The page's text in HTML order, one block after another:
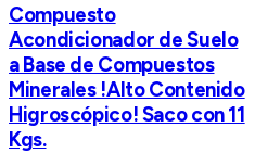
Compuesto
Acondicionador de Suelo
a Base de Compuestos
Minerales !Alto Contenido
Higroscópico! Saco con 11
Kgs.